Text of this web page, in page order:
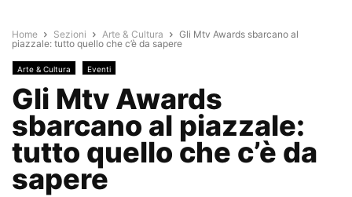
Home Sezioni Arte & Cultura
Gli Mtv Awards sbarcano al
piazzale: tutto quello che c’è da sapere
Arte & Cultura Eventi
Gli Mtv Awards
sbarcano al piazzale:
tutto quello che c’è da
sapere